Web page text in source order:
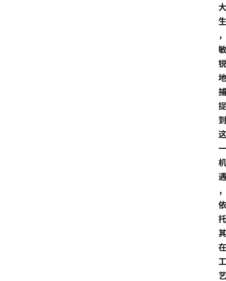
大
生
，
敏
锐
地
捕
捉
到
这
一
机
遇
，
依
托
其
在
工
艺